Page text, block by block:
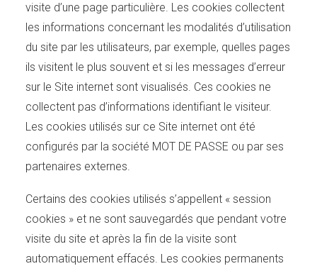
visite d’une page particulière. Les cookies collectent
les informations concernant les modalités d’utilisation
du site par les utilisateurs, par exemple, quelles pages
ils visitent le plus souvent et si les messages d’erreur
sur le Site internet sont visualisés. Ces cookies ne
collectent pas d’informations identifiant le visiteur.
Les cookies utilisés sur ce Site internet ont été
configurés par la société MOT DE PASSE ou par ses
partenaires externes.
Certains des cookies utilisés s’appellent « session
cookies » et ne sont sauvegardés que pendant votre
visite du site et après la fin de la visite sont
automatiquement effacés. Les cookies permanents